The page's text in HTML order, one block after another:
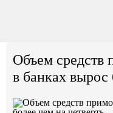
Объем средств
в банках вырос